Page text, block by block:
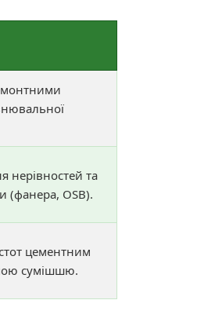
нерівностей та
(фанера, OSB).
цементним
сумішшю.